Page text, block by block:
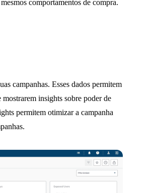
comportamentos de compra.
campanhas. Esses dados permitem
insights sobre poder de
permitem otimizar a campanha